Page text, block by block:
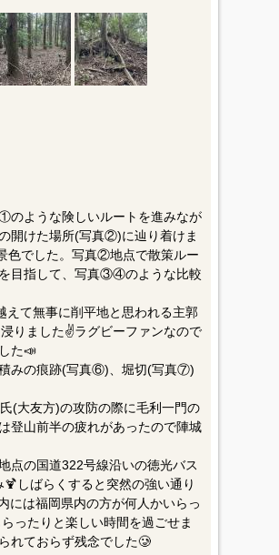
のような険しいルートを進みなが
開けた場所(写真②)に辿り着けま
色でした。写真②地点で散策ルー
目指して、写真③④のような比較
えて無事に削平地と思われる主郭
りました✌️ラグビーファンなので
た📣
みの痕跡(写真⑥)、堀切(写真⑦)
(大友方)の攻防の際に毛利一門の
登山前半の疲れがあったので陣城
点の国道322号線沿いの徳光バス
しばらくすると突然の強い通り
には福岡県内の方が何人かいらっ
ったりと楽しい時間を過ごせま
れておらず残念でした🥲